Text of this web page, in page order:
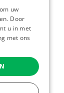
ENGLISH
uw
Door
u in met
met ons